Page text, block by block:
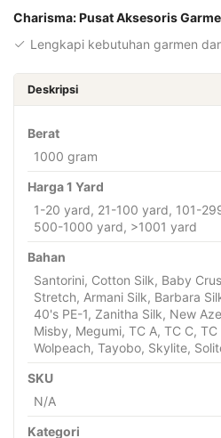
M-
Charisma: Pusat Aksesoris
Lengkapi kebutuhan garmen
Deskripsi
Berat
1000 gram
Harga 1 Yard
1-20 yard, 21-100 yard, 101-
500-1000 yard, >1001 yard
Bahan
Santorini, Cotton Silk, Baby
Stretch, Armani Silk, Barbara
40's PE-1, Zanitha Silk, New
Misby, Megumi, TC A, TC C, TC
Wolpeach, Tayobo, Skylite,
SKU
N/A
Kategori